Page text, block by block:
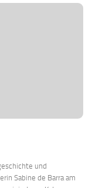
und
Sabine de Barra am